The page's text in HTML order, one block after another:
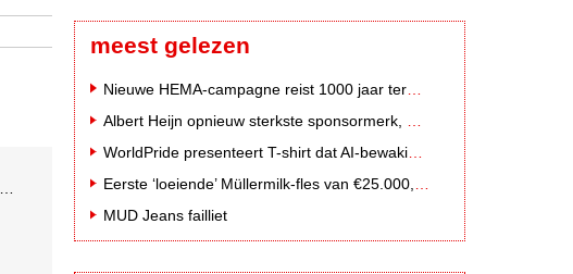
meest gelezen
MUD Jeans failliet